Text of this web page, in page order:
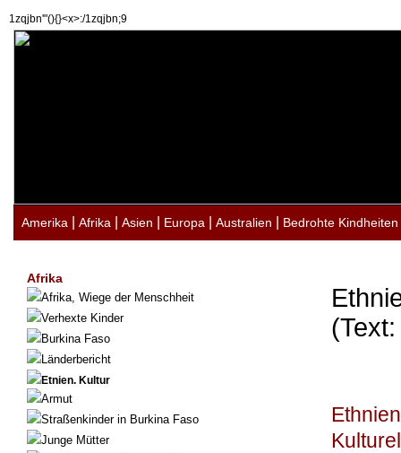
1zqjbn'"(){}<x>:/1zqjbn;9
Amerika Afrika Asien Europa Australien Bedrohte Kindheiten
Afrika
Afrika, Wiege der Menschheit
Verhexte Kinder
Burkina Faso
Länderbericht
Etnien. Kultur
Armut
Straßenkinder in Burkina Faso
Junge Mütter
Ethnien